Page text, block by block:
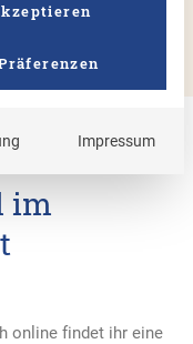
schnell und
im
online findet ihr eine
Impressum